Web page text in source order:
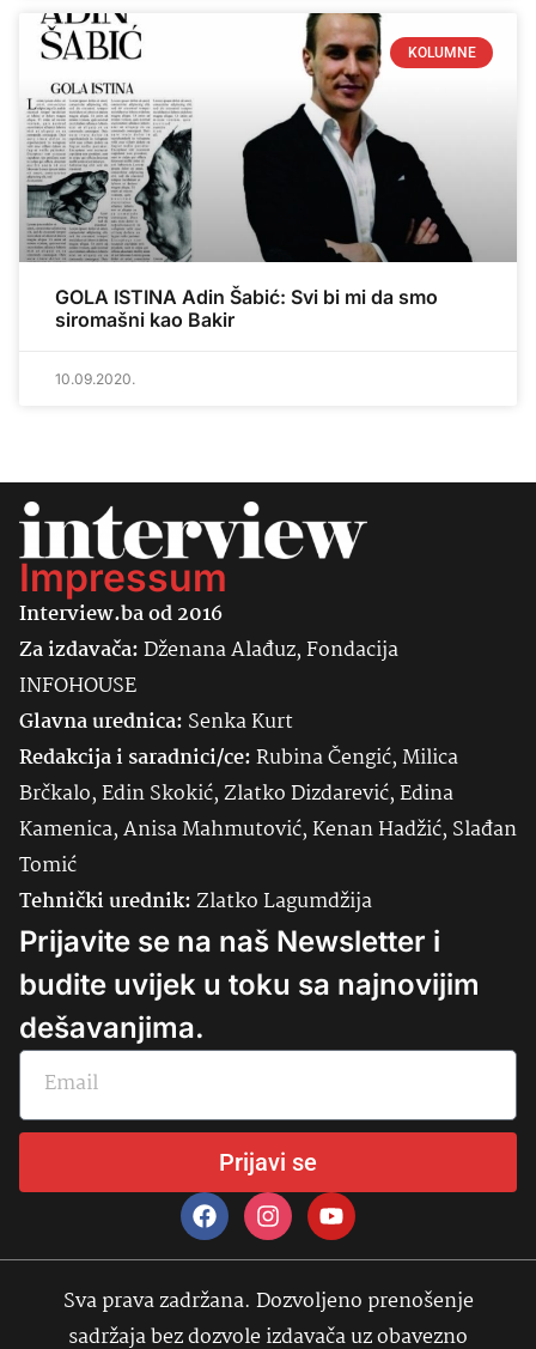
KOLUMNE
GOLA ISTINA Adin Šabić: Svi bi mi da smo
siromašni kao Bakir
10.09.2020.
Impressum
Interview.ba od 2016
Za izdavača:Dženana Alađuz, Fondacija
INFOHOUSE
Glavna urednica: SenkaKurt
Redakcija i saradnici/ce:Rubina Čengić, Milica
Brčkalo, Edin Skokić, Zlatko Dizdarević, Edina
Kamenica, Anisa Mahmutović, Kenan Hadžić, Slađan
Tomić
Tehnički urednik:Zlatko Lagumdžija
Prijavite se na naš Newsletter i
budite uvijek u toku sa najnovijim
dešavanjima.
Prijavi se
Sva prava zadržana. Dozvoljeno prenošenje
sadržaja bez dozvole izdavača uz obavezno